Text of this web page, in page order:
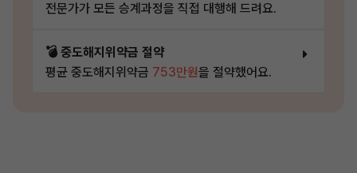
전문가가 모든 승계과정을 직접 대행해 드려요.
💣 중도해지위약금 절약
평균 중도해지위약금 753만원을 절약했어요.